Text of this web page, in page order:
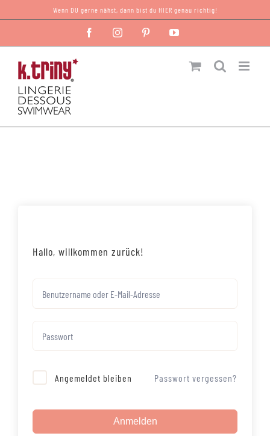
Inhalt
Wenn DU gerne nähst, dann bist du HIER genau richtig!
FacebookInstagramPinterest
Hallo, willkommen zurück!
Angemeldet bleiben Passwort vergessen?
Anmelden